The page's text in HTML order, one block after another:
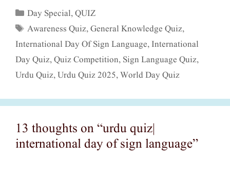
Categories
Day Special,QUIZ
Tags
Awareness Quiz,General Knowledge Quiz,
International Day Of Sign Language,International
Day Quiz,Quiz Competition, Sign Language Quiz,
Urdu Quiz,Urdu Quiz 2025,World Day Quiz
13 thoughts on “urdu quiz|
international day of sign language”